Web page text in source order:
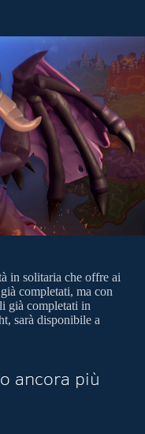
in solitaria che offre ai
completati, ma con
già completati in
sarà disponibile a
ancora più